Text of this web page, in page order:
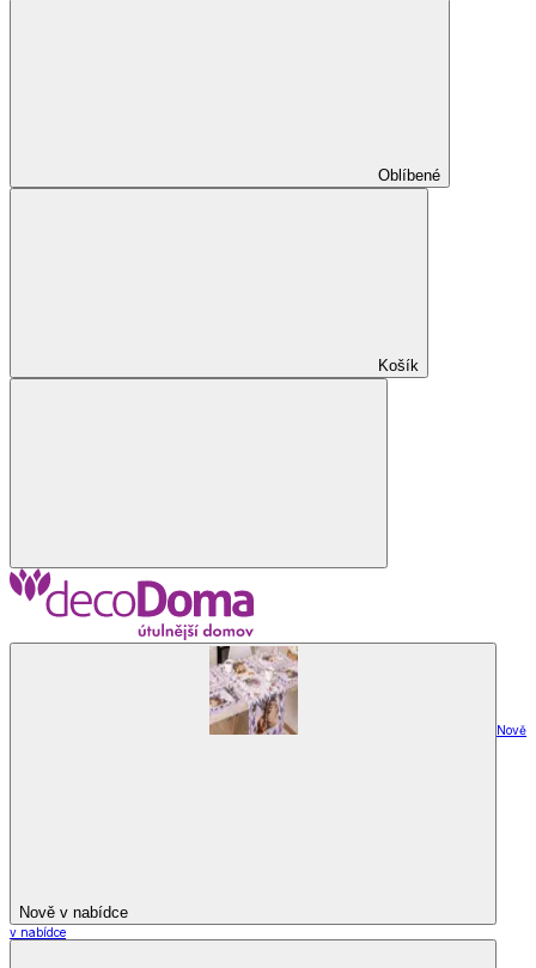
Oblíbené
Košík
Nově v nabídce
Nově
v nabídce